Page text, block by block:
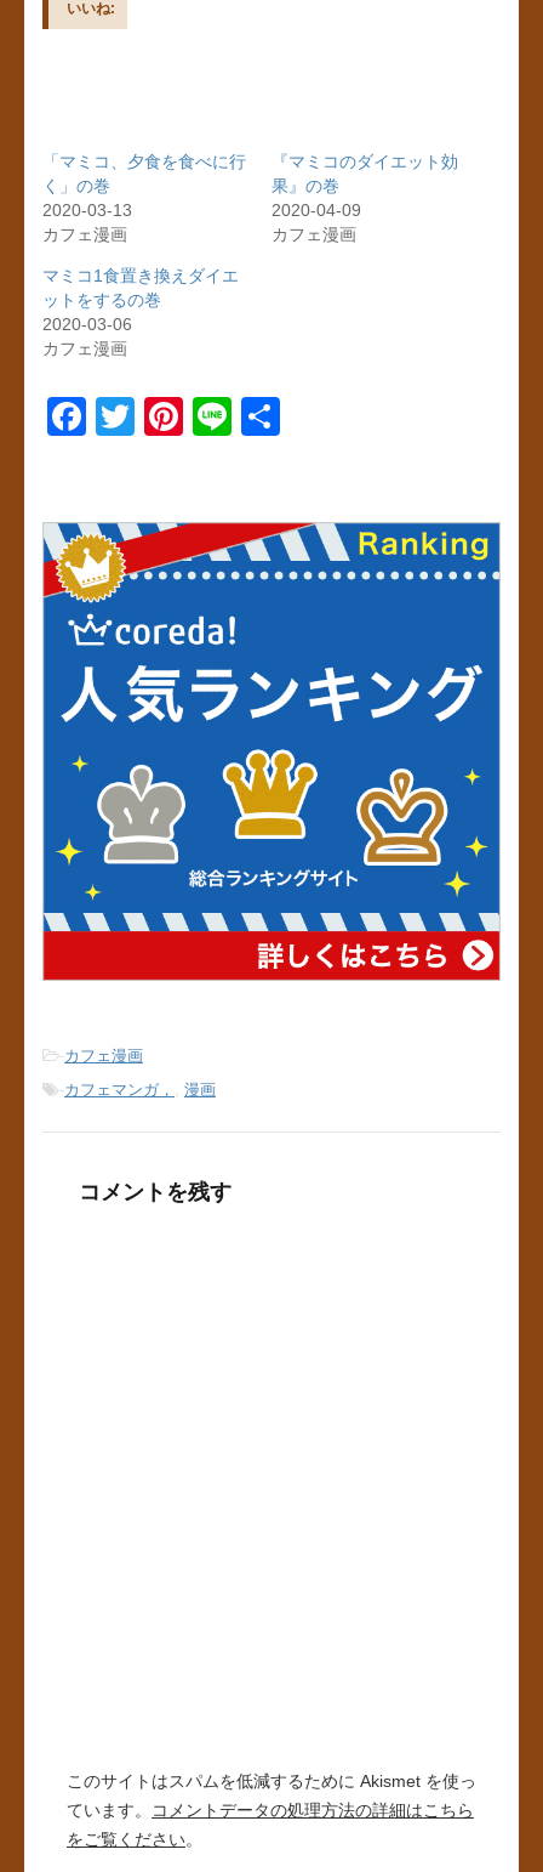
いいね:
「マミコ、夕食を食べに行
く」の巻
2020-03-13
カフェ漫画
『マミコのダイエット効
果』の巻
2020-04-09
カフェ漫画
マミコ1食置き換えダイエ
ットをするの巻
2020-03-06
カフェ漫画
F
e
b
o
o
k
T
er
Pi
e
st
Li
-カフェ漫画
-カフェマンガ， , 漫画
コメントを残す
このサイトはスパムを低減するために Akismet を使っ
ています。
コメントデータの処理方法の詳細はこちら
をご覧ください。